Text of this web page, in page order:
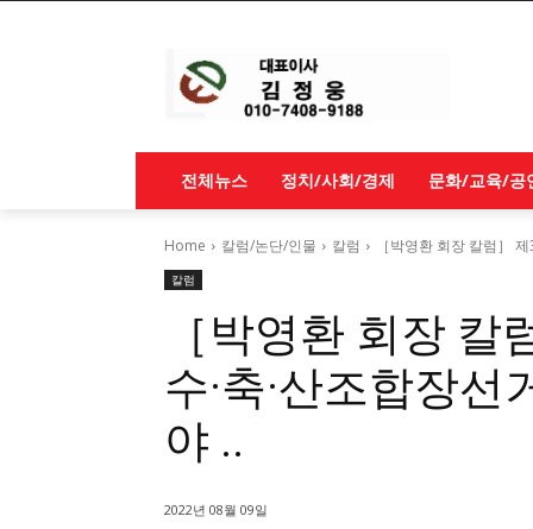
전체뉴스 정치/사회/경제 문화/교육/공
Home 칼럼/논단/인물 칼럼 ［박영환 회장 칼럼］
칼럼
［박영환 회장 칼
수·축·산조합장
야 ..
2022년 08월 09일